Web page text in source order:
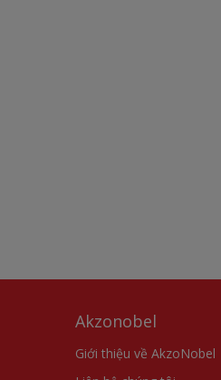
Akzonobel
Giới thiệu về AkzoNobel